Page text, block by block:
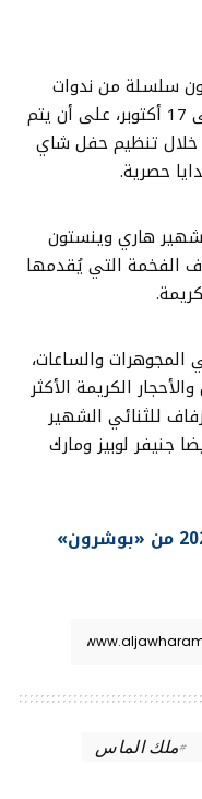
سلسلة من ندوات
الزفاف خلال الفترة من 23 سبتمبر إلى 17 أكتوبر، على أن يتم
خلال تنظيم حفل شاي
حصرية.
هاري وينستون
الفخمة التي يُقدمها
المجوهرات والساعات،
الكريمة الأكثر
للثنائي الشهير
جنيفر لوبيز ومارك
اقرأ أيضًا: صور| مجوهرات صيف 2020 من «بوشرون»
ملك الماس